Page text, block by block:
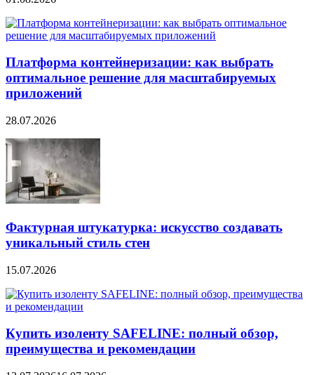
Платформа контейнеризации: как выбрать
оптимальное решение для масштабируемых
приложений
28.07.2026
Фактурная штукатурка: искусство создавать
уникальный стиль стен
15.07.2026
Купить изоленту SAFELINE: полный обзор,
преимущества и рекомендации